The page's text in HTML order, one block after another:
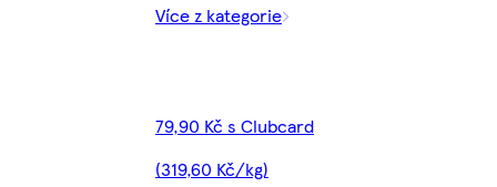
Více z kategorie
79,90 Kč s Clubcard
(319,60 Kč/kg)